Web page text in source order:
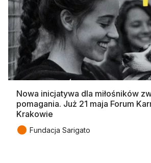
Nowa inicjatywa dla miłośników
pomagania. Już 21 maja Forum
Krakowie
● Fundacja Sarigato